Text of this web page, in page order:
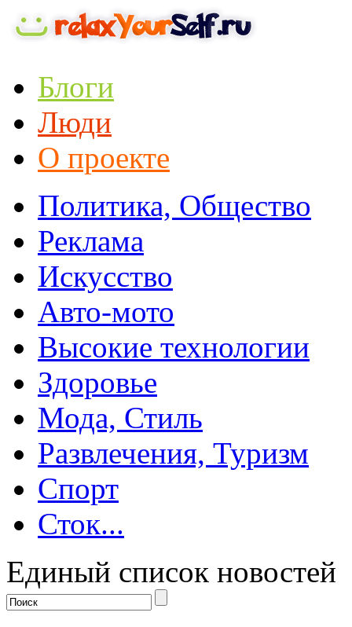
Блоги
Люди
О проекте
Политика, Общество
Реклама
Искусство
Авто-мото
Высокие технологии
Здоровье
Мода, Стиль
Развлечения, Туризм
Спорт
Сток...
Единый список новостей